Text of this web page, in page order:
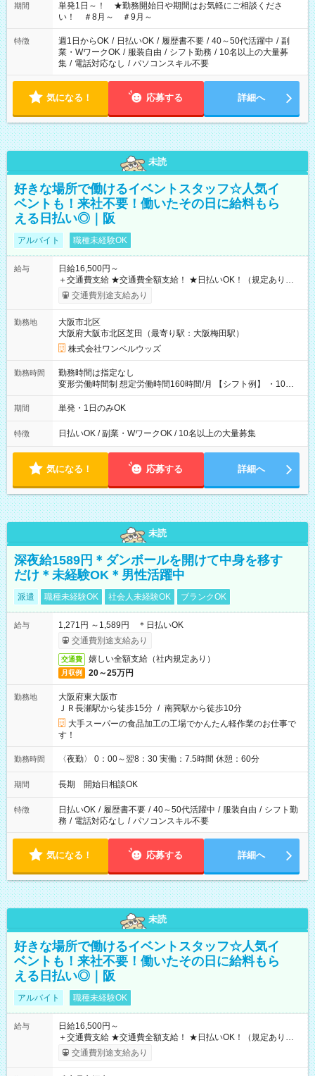
期間
単発1日～！ ★勤務開始日や期間はお気軽にご相談くださ
い！ ＃8月～ ＃9月～
特徴 週1日からOK / 日払いOK / 履歴書不要 / 40～50代活躍中 / 副
業・WワークOK / 服装自由 / シフト勤務 / 10名以上の大量募
集 / 電話対応なし / パソコンスキル不要
気になる！ 応募する 詳細へ
未読
好きな場所で働けるイベントスタッフ☆人気イ
ベントも！来社不要！働いたその日に給料もら
える日払い◎｜阪
アルバイト 職種未経験OK
給与
日給16,500円～
＋交通費支給 ★交通費全額支給！ ★日払いOK！（規定あり） ┗
働いたその日に現金GET♪ お仕事後はコンビニATMから 日払
交通費別途支給あり
勤務地
大阪市北区
大阪府大阪市北区芝田（最寄り駅：大阪梅田駅）
株式会社ワンベルウッズ
勤務時間
勤務時間は指定なし
変形労働時間制 想定労働時間160時間/月 【シフト例】 ・10：
00～20：00
期間 単発・1日のみOK
特徴 日払いOK / 副業・WワークOK / 10名以上の大量募集
気になる！ 応募する 詳細へ
未読
深夜給1589円＊ダンボールを開けて中身を移す
だけ＊未経験OK＊男性活躍中
派遣 職種未経験OK 社会人未経験OK ブランクOK
給与
1,271円 ～1,589円 ＊日払いOK
交通費別途支給あり
交通費 嬉しい全額支給（社内規定あり）
月収例 20～25万円
勤務地
大阪府東大阪市
ＪＲ長瀬駅から徒歩15分 / 南巽駅から徒歩10分
大手スーパーの食品加工の工場でかんたん軽作業のお仕事で
す！
勤務時間 〈夜勤〉 0：00～翌8：30 実働：7.5時間 休憩：60分
期間 長期 開始日相談OK
特徴 日払いOK / 履歴書不要 / 40～50代活躍中 / 服装自由 / シフト勤
務 / 電話対応なし / パソコンスキル不要
気になる！ 応募する 詳細へ
未読
好きな場所で働けるイベントスタッフ☆人気イ
ベントも！来社不要！働いたその日に給料もら
える日払い◎｜阪
アルバイト 職種未経験OK
給与
日給16,500円～
＋交通費支給 ★交通費全額支給！ ★日払いOK！（規定あり） ┗
働いたその日に現金GET♪ お仕事後はコンビニATMから 日払
交通費別途支給あり